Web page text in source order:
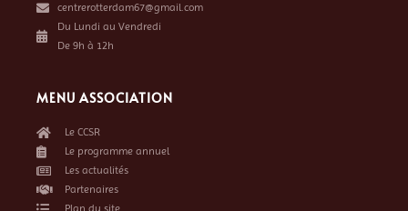
centrerotterdam67@gmail.com
Du Lundi au Vendredi
De 9h à 12h
MENU ASSOCIATION
Le CCSR
Le programme annuel
Les actualités
Partenaires
Plan du site